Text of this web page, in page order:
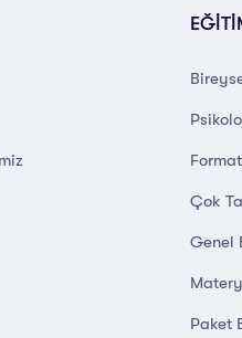
Çok
Genel
Paket